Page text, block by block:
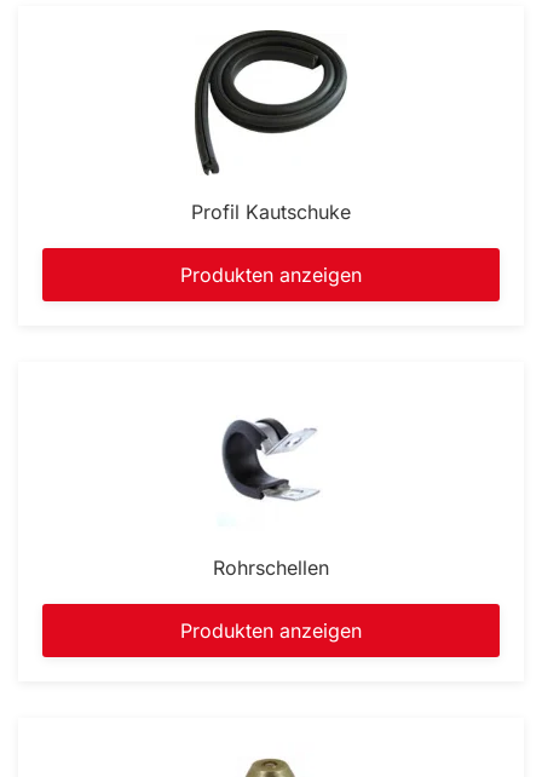
Profil Kautschuke
Produkten anzeigen
Rohrschellen
Produkten anzeigen